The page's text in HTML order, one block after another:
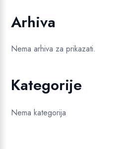
Arhiva
Nema arhiva za prikazati.
Kategorije
Nema kategorija